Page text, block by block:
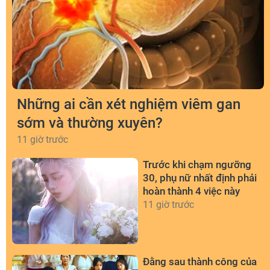
Những ai cần xét nghiệm viêm gan
sớm và thường xuyên?
11 giờ trước
Trước khi chạm ngưỡng
30, phụ nữ nhất định phải
hoàn thành 4 việc này
11 giờ trước
Đằng sau thành công của